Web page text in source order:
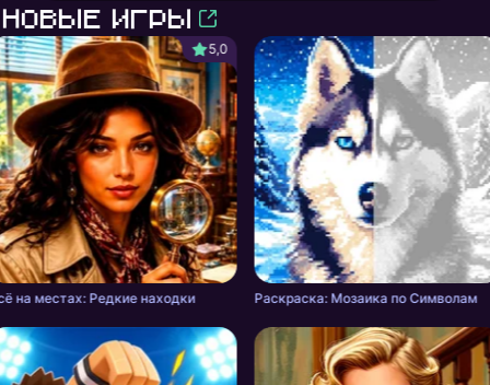
Новые игры
5,0
на местах: Редкие находки Раскраска: Мозаика по Символам